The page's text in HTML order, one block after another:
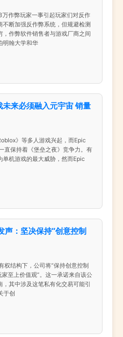
作弊玩家一事引起玩家们对反作
不断加强反作弊系统，但规避检测
，作弊软件销售者与游戏厂商之间
明翰大学和华
来必须融入元宇宙 销量
》等多人游戏兴起，而Epic
直保持着《堡垒之夜》竞争力。有
单机游戏的最大威胁，然而Epic
声：坚决保持“创意控制
权结构下，公司将“保持创意控制
至上价值观”。这一承诺来自该公
其中涉及这笔私有化交易可能引
于创